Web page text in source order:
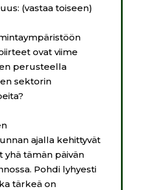
(vastaa toiseen)
ovat viime
perusteella
sektorin
ajalla kehittyvät
yhä tämän päivän
Pohdi lyhyesti
tärkeä on